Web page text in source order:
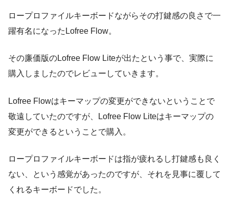
ロープロファイルキーボードながらその打鍵感の良さで一
躍有名になったLofree Flow。
その廉価版のLofree Flow Liteが出たという事で、実際に
購入しましたのでレビューしていきます。
Lofree Flowはキーマップの変更ができないということで
敬遠していたのですが、Lofree Flow Liteはキーマップの
変更ができるということで購入。
ロープロファイルキーボードは指が疲れるし打鍵感も良く
ない、という感覚があったのですが、それを見事に覆して
くれるキーボードでした。